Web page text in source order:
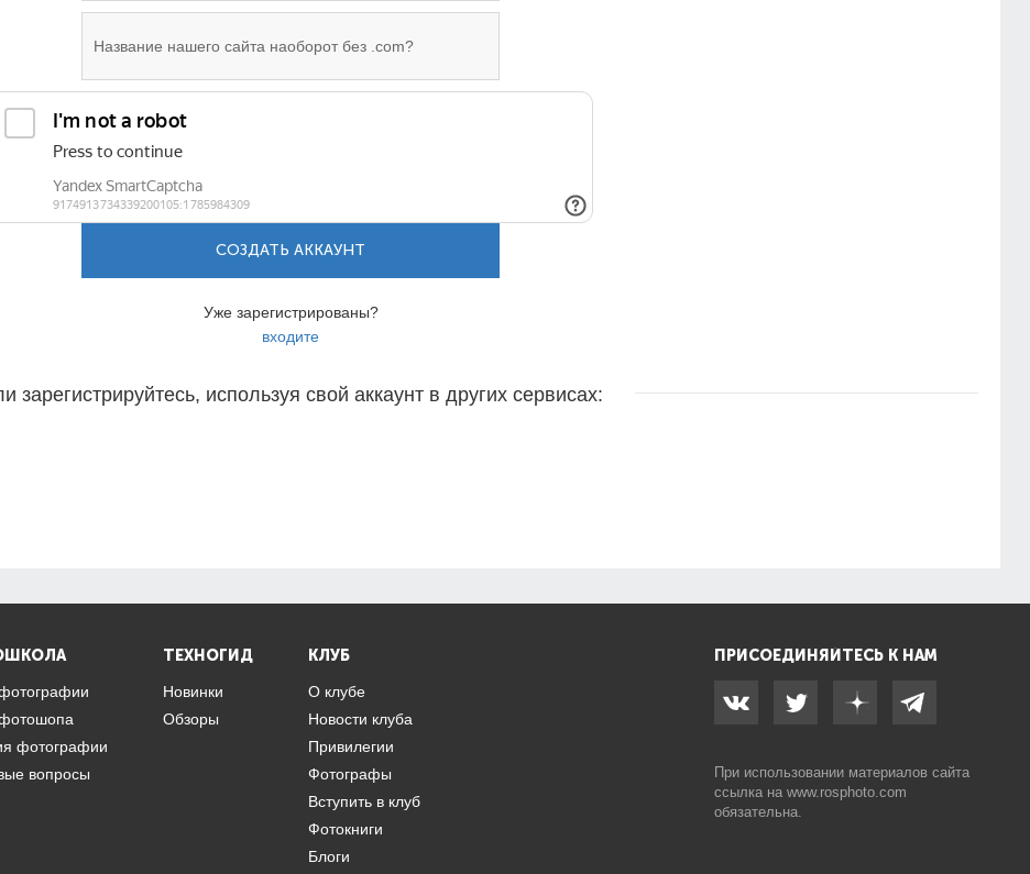
СОЗДАТЬ АККАУНТ
Уже зарегистрированы?
входите
зарегистрируйтесь, используя свой аккаунт в других сервисах:
фотографии
вопросы
ТЕХНОГИД
Новинки
Обзоры
КЛУБ
О клубе
Новости клуба
Привилегии
Фотографы
Вступить в клуб
Фотокниги
Блоги
ПРИСОЕДИНЯЙТЕСЬ К НАМ
При использовании материалов сайта
ссылка на www.rosphoto.com
обязательна.